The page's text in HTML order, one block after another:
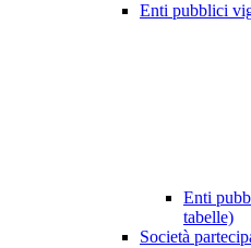
Enti pubblici
Enti
tabelle)
Società